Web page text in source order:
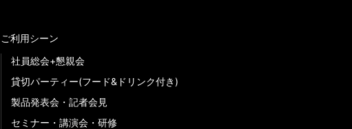
ご利用シーン
社員総会+懇親会
貸切パーティー(フード&ドリンク付き)
製品発表会・記者会見
セミナー・講演会・研修